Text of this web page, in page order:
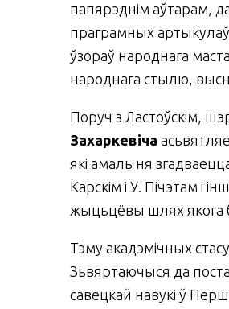
папярэднім аўтарам,
праграмных артыкулаў
ўзораў народнага
народнага стылю,
Поруч з Ластоўскім,
Захаркевіча
які амаль ня
Карскім і У. Пічэтам і
жыцьцёвы шлях якога
Тэму акадэмічных
Зьвяртаючыся да
савецкай навукі ў